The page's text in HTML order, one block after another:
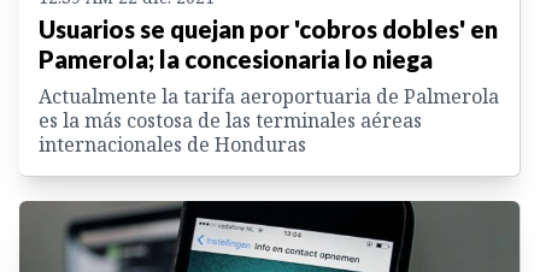
Usuarios se quejan por 'cobros dobles' en
Pamerola; la concesionaria lo niega
Actualmente la tarifa aeroportuaria de Palmerola
es la más costosa de las terminales aéreas
internacionales de Honduras